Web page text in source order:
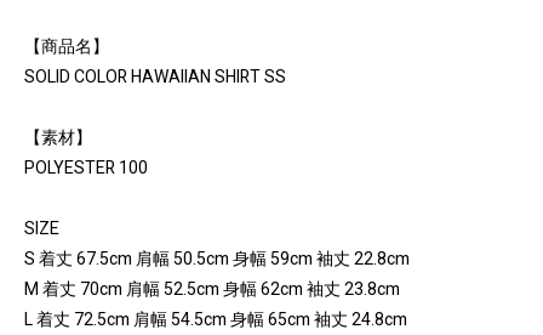
【商品名】
SOLID COLOR HAWAIIAN SHIRT SS
【素材】
POLYESTER 100
SIZE
S 着丈 67.5cm 肩幅 50.5cm 身幅 59cm 袖丈 22.8cm
M 着丈 70cm 肩幅 52.5cm 身幅 62cm 袖丈 23.8cm
L 着丈 72.5cm 肩幅 54.5cm 身幅 65cm 袖丈 24.8cm